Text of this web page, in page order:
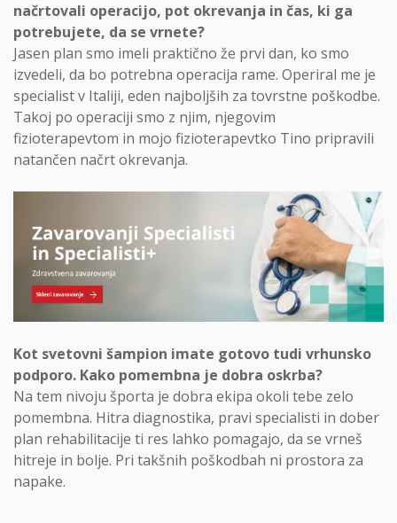
načrtovali operacijo, pot okrevanja in čas, ki ga
potrebujete, da se vrnete?
Jasen plan smo imeli praktično že prvi dan, ko smo
izvedeli, da bo potrebna operacija rame. Operiral me je
specialist v Italiji, eden najboljših za tovrstne poškodbe.
Takoj po operaciji smo z njim, njegovim
fizioterapevtom in mojo fizioterapevtko Tino pripravili
natančen načrt okrevanja.
Kot svetovni šampion imate gotovo tudi vrhunsko
podporo. Kako pomembna je dobra oskrba?
Na tem nivoju športa je dobra ekipa okoli tebe zelo
pomembna. Hitra diagnostika, pravi specialisti in dober
plan rehabilitacije ti res lahko pomagajo, da se vrneš
hitreje in bolje. Pri takšnih poškodbah ni prostora za
napake.